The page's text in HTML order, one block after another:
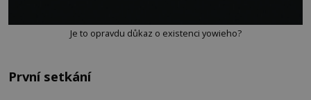
Je to opravdu důkaz o existenci yowieho?
První setkání